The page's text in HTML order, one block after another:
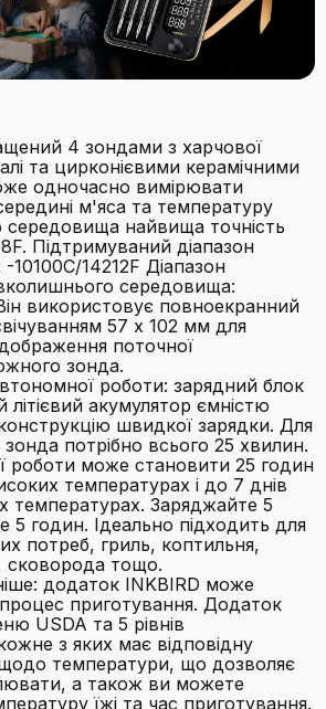
4 зондами з харчової
та цирконієвими керамічними
одночасно вимірювати
м'яса та температуру
найвища точність
Підтримуваний діапазон
-10100C/14212F Діапазон
середовища:
використовує повноекранний
57 x 102 мм для
поточної
зонда.
роботи: зарядний блок
акумулятор ємністю
швидкої зарядки. Для
потрібно всього 25 хвилин.
роботи може становити 25 годин
температурах і до 7 днів
температурах. Заряджайте 5
5 годин. Ідеально підходить для
потреб, гриль, коптильня,
сковорода тощо.
додаток INKBIRD може
приготування. Додаток
USDA та 5 рівнів
з яких має відповідну
температури, що дозволяє
а також ви можете
їжі та час приготування.